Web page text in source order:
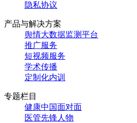
隐私协议
产品与解决方案
舆情大数据监测平台
推广服务
短视频服务
学术传播
定制化内训
专题栏目
健康中国面对面
医管先锋人物